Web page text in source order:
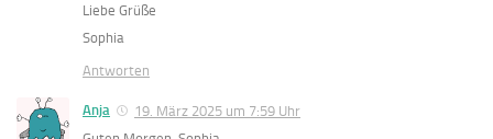
Liebe Grüße
Sophia
Antworten
Anja
19. März 2025 um 7:59 Uhr